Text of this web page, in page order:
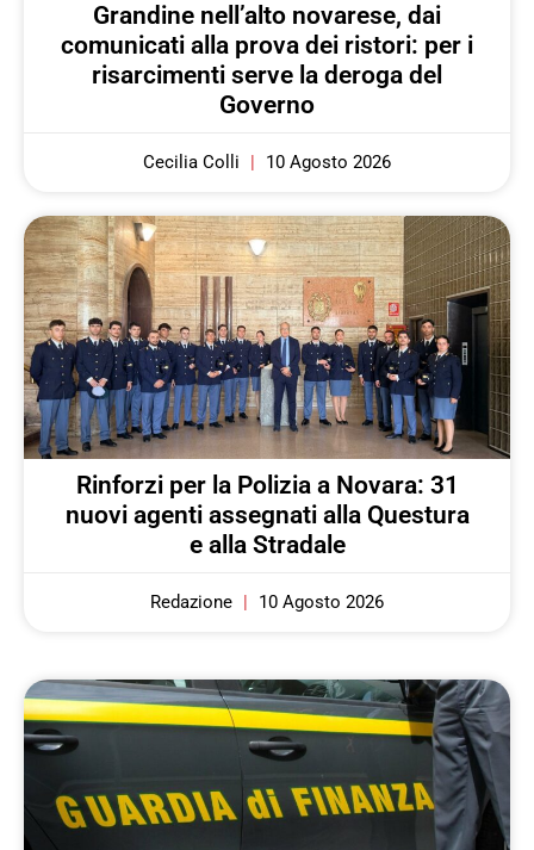
Grandine nell’alto novarese, dai
comunicati alla prova dei ristori: per i
risarcimenti serve la deroga del
Governo
Cecilia Colli 10 Agosto 2026
Rinforzi per la Polizia a Novara: 31
nuovi agenti assegnati alla Questura
e alla Stradale
Redazione 10 Agosto 2026